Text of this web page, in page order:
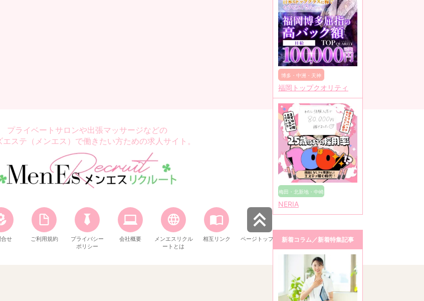
博多・中洲・天神
福岡トップクオリティ
梅田・北新地・中崎
NERIA
新着コラム／新着特集記事
プライベートサロンや出張マッサージなどの
エステ（メンエス）で働きたい方ための求人サイト。
合せ ご利用規約
プライバシー
ポリシー
会社概要
メンエスリクル
ートとは
相互リンク ページトップへ